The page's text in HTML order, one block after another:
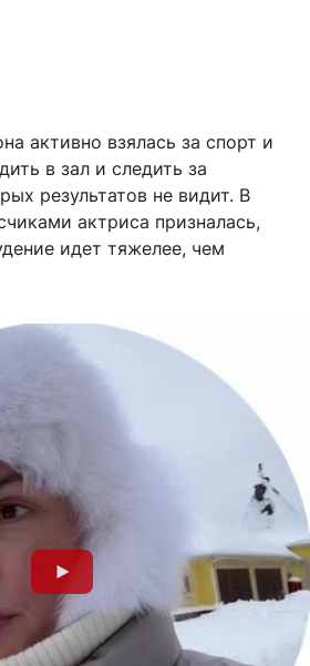
активно взялась за спорт и
в зал и следить за
результатов не видит. В
актриса призналась,
идет тяжелее, чем